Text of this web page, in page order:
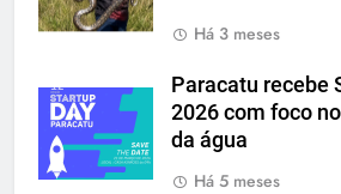
Há 3 meses
Paracatu recebe
2026 com foco
da água
Há 5 meses